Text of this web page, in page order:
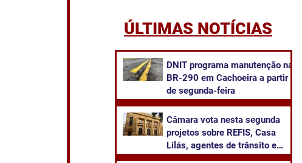
ÚLTIMAS NOTÍCIAS
DNIT programa manutenção na
BR-290 em Cachoeira a partir
de segunda-feira
Câmara vota nesta segunda
projetos sobre REFIS, Casa
Lilás, agentes de trânsito e